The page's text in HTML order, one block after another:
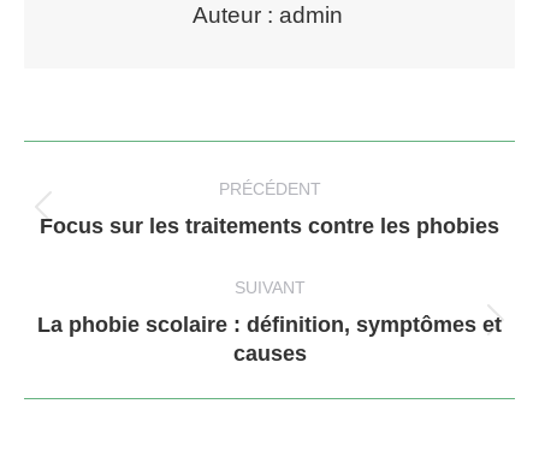
Auteur : admin
article
PRÉCÉDENT
Article
:
Focus sur les traitements contre les phobies
SUIVANT
Article
suivant
:
La phobie scolaire : définition, symptômes et
causes